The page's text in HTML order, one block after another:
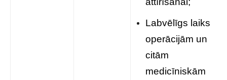
Labvēlīgs laiks
operācijām un
citām
medicīniskām